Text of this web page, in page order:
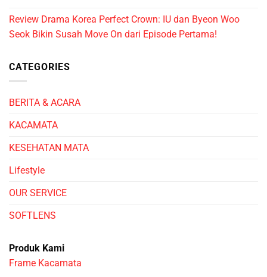
Review Drama Korea Perfect Crown: IU dan Byeon Woo
Seok Bikin Susah Move On dari Episode Pertama!
CATEGORIES
BERITA & ACARA
KACAMATA
KESEHATAN MATA
Lifestyle
OUR SERVICE
SOFTLENS
Produk Kami
Frame Kacamata